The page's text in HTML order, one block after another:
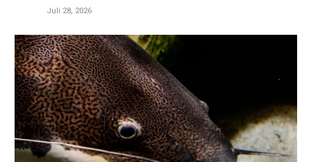
Juli 28, 2026